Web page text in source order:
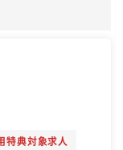
特典対象求人